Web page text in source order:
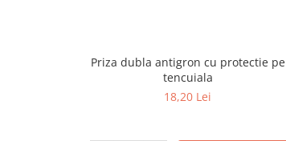
Priza dubla antigron cu protectie pe
tencuiala
18,20 Lei